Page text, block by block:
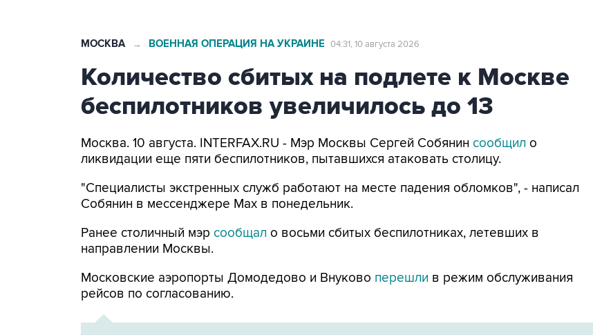
МОСКВА → ВОЕННАЯ ОПЕРАЦИЯ НА УКРАИНЕ 04:31, 10 августа 2026
Количество сбитых на подлете к Москве
беспилотников увеличилось до 13
Москва. 10 августа. INTERFAX.RU - Мэр Москвы Сергей Собянин сообщил о
ликвидации еще пяти беспилотников, пытавшихся атаковать столицу.
"Специалисты экстренных служб работают на месте падения обломков", - написал
Собянин в мессенджере Max в понедельник.
Ранее столичный мэр сообщал о восьми сбитых беспилотниках, летевших в
направлении Москвы.
Московские аэропорты Домодедово и Внуково перешли в режим обслуживания
рейсов по согласованию.